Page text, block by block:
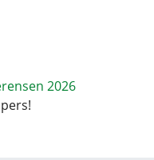
2026